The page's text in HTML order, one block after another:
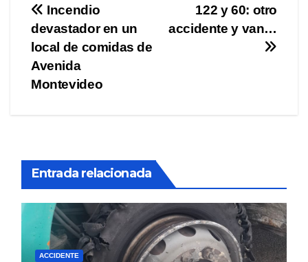
Navegación
de
entradas
122 y 60: otro
accidente y van…
Incendio
devastador en un
local de comidas de
Avenida
Montevideo
Entrada relacionada
ACCIDENTE